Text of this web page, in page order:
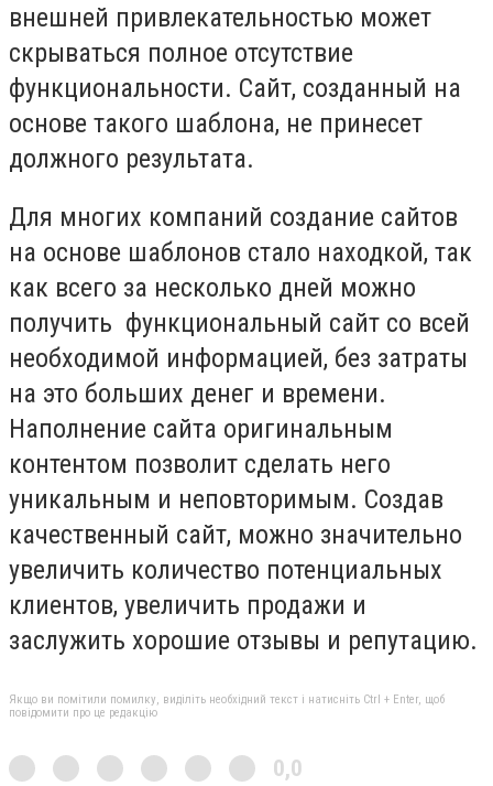
внешней привлекательностью может
скрываться полное отсутствие
функциональности. Сайт, созданный на
основе такого шаблона, не принесет
должного результата.
Для многих компаний создание сайтов
на основе шаблонов стало находкой, так
как всего за несколько дней можно
получить функциональный сайт со всей
необходимой информацией, без затраты
на это больших денег и времени.
Наполнение сайта оригинальным
контентом позволит сделать него
уникальным и неповторимым. Создав
качественный сайт, можно значительно
увеличить количество потенциальных
клиентов, увеличить продажи и
заслужить хорошие отзывы и репутацию.
Якщо ви помітили помилку, виділіть необхідний текст і натисніть Ctrl + Enter, щоб
повідомити про це редакцію
0,0